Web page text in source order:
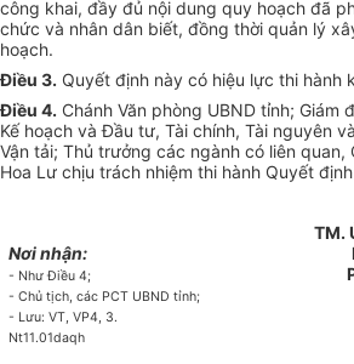
công khai, đầy đủ nội dung quy hoạch đã
chức và nhân dân biết, đồng thời quản lý
hoạch.
Điều 3. Quyết định này có hiệu lực thi hành
Điều 4. Chánh Văn phòng UBND tỉnh; Giám
Kế hoạch và Đầu tư, Tài chính, Tài nguyên
Vận tải; Thủ trưởng các ngành có liên quan,
Hoa Lư chịu trách nhiệm thi hành Quyết
Nơi nhận:
- Như Điều 4;
- Chủ tịch, các PCT UBND tỉnh;
- Lưu: VT, VP4, 3.
Nt11.01daqh
TM.